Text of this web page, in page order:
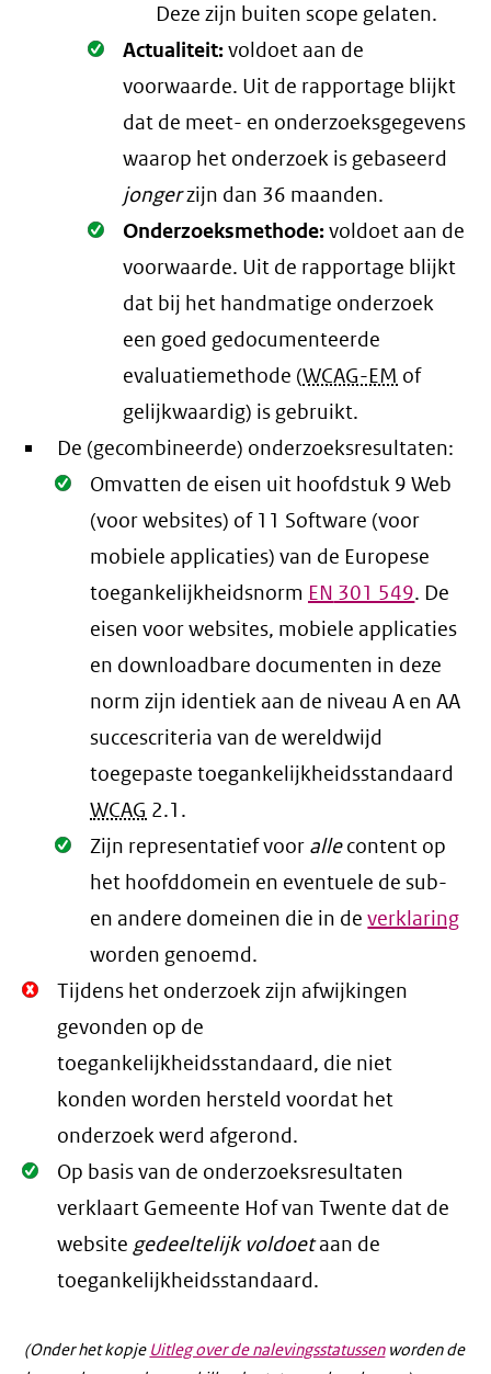
Deze zijn buiten scope gelaten.
Oké.
Actualiteit:voldoet aan de
voorwaarde. Uit de rapportage blijkt
dat de meet- en onderzoeksgegevens
waarop het onderzoek is gebaseerd
jongerzijn dan 36 maanden.
Oké.
Onderzoeksmethode:voldoet aan de
voorwaarde. Uit de rapportage blijkt
dat bij het handmatige onderzoek
een goed gedocumenteerde
evaluatiemethode (WCAG-EM of
gelijkwaardig) is gebruikt.
De (gecombineerde) onderzoeksresultaten:
Oké.
Omvatten de eisen uit hoofdstuk 9 Web
(voor websites) of 11 Software (voor
mobiele applicaties) van de Europese
toegankelijkheidsnorm EN 301 549. De
eisen voor websites, mobiele applicaties
en downloadbare documenten in deze
norm zijn identiek aan de niveau A en AA
succescriteria van de wereldwijd
toegepaste toegankelijkheidsstandaard
WCAG 2.1 .
Oké.
Zijn representatief voor allecontent op
het hoofddomein en eventuele de sub-
en andere domeinen die in deverklaring
worden genoemd.
Niet
Oké.
Tijdens het onderzoek zijn afwijkingen
gevonden op de
toegankelijkheidsstandaard, die niet
konden worden hersteld voordat het
onderzoek werd afgerond.
Oké.
Op basis van de onderzoeksresultaten
verklaart Gemeente Hof van Twente dat de
websitegedeeltelijk voldoetaan de
toegankelijkheidsstandaard.
(Onder het kopje Uitleg over de nalevingsstatussenworden de